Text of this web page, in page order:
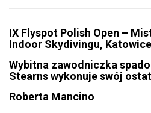
IX Flyspot Polish Open –
Indoor Skydivingu,
Wybitna zawodniczka
Stearns wykonuje swój
Roberta Mancino